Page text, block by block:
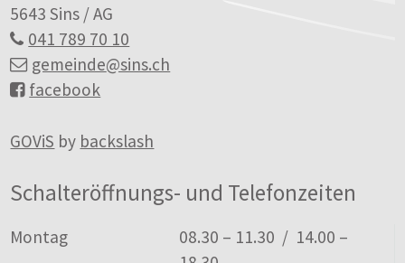
5643 Sins / AG
041 789 70 10
gemeinde@sins.ch
facebook
GOViS by backslash
Schalteröffnungs- und Telefonzeiten
TagÖffnungszeiten
Montag
08.30 – 11.30 / 14.00 –